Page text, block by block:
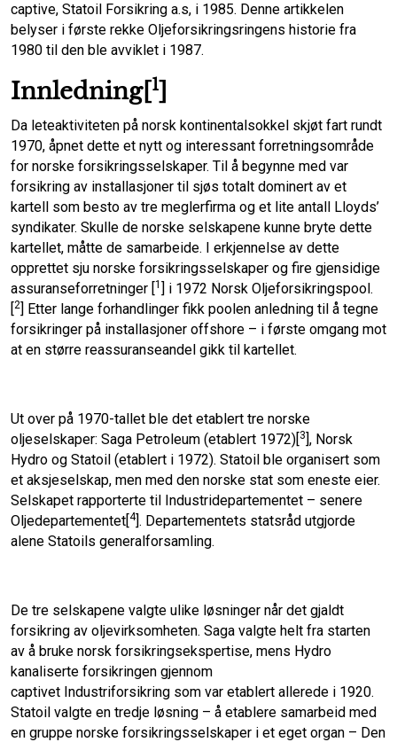
captive, Statoil Forsikring a.s, i 1985. Denne artikkelen
belyser i første rekke Oljeforsikringsringens historie fra
1980 til den ble avviklet i 1987.
Innledning[1]
Da leteaktiviteten på norsk kontinentalsokkel skjøt fart rundt
1970, åpnet dette et nytt og interessant forretningsområde
for norske forsikringsselskaper. Til å begynne med var
forsikring av installasjoner til sjøs totalt dominert av et
kartell som besto av tre meglerfirma og et lite antall Lloyds’
syndikater. Skulle de norske selskapene kunne bryte dette
kartellet, måtte de samarbeide. I erkjennelse av dette
opprettet sju norske forsikringsselskaper og fire gjensidige
assuranseforretninger [1 ] i 1972 Norsk Oljeforsikringspool.
[2] Etter lange forhandlinger fikk poolen anledning til å tegne
forsikringer på installasjoner offshore – i første omgang mot
at en større reassuranseandel gikk til kartellet.
Ut over på 1970-tallet ble det etablert tre norske
oljeselskaper: Saga Petroleum (etablert 1972)[3], Norsk
Hydro og Statoil (etablert i 1972). Statoil ble organisert som
et aksjeselskap, men med den norske stat som eneste eier.
Selskapet rapporterte til Industridepartementet – senere
Oljedepartementet[4]. Departementets statsråd utgjorde
alene Statoils generalforsamling.
De tre selskapene valgte ulike løsninger når det gjaldt
forsikring av oljevirksomheten. Saga valgte helt fra starten
av å bruke norsk forsikringsekspertise, mens Hydro
kanaliserte forsikringen gjennom
captivet Industriforsikring som var etablert allerede i 1920.
Statoil valgte en tredje løsning – å etablere samarbeid med
en gruppe norske forsikringsselskaper i et eget organ – Den